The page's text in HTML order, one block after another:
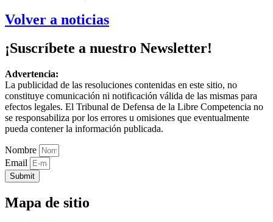
Volver a noticias
¡Suscríbete a nuestro Newsletter!
Advertencia:
La publicidad de las resoluciones contenidas en este sitio, no
constituye comunicación ni notificación válida de las mismas para
efectos legales. El Tribunal de Defensa de la Libre Competencia no
se responsabiliza por los errores u omisiones que eventualmente
pueda contener la información publicada.
Nombre
Email
Submit
Mapa de sitio